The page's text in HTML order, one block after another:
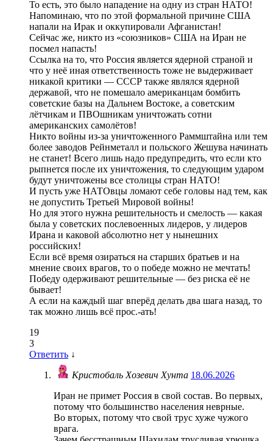
То есть, это было нападение на одну из стран НАТО!
Напоминаю, что по этой формальной причине США
напали на Ирак и оккупировали Афганистан!
Сейчас же, никто из «союзников» США на Иран не
посмел напасть!
Ссылка на то, что Россия является ядерной страной и
что у неё иная ответственность тоже не выдерживает
никакой критики — СССР также являлся ядерной
державой, что не помешало американцам бомбить
советские базы на Дальнем Востоке, а советским
лётчикам и ПВОшникам уничтожать сотни
американских самолётов!
Никто войны из-за уничтоженного Раммштайна или тем
более заводов Рейнметалл и польского Жешува начинать
не станет! Всего лишь надо предупредить, что если кто
рыпнется после их уничтожения, то следующим ударом
будут уничтожены все столицы стран НАТО!
И пусть уже НАТОвцы ломают себе головы над тем, как
не допустить Третьей Мировой войны!
Но для этого нужна решительность и смелость — какая
была у советских послевоенных лидеров, у лидеров
Ирана и каковой абсолютно нет у нынешних
российских!
Если всё время озираться на старших братьев и на
мнение своих врагов, то о победе можно не мечтать!
Победу одерживают решительные — без риска её не
бывает!
А если на каждый шаг вперёд делать два шага назад, то
так можно лишь всё прос.-ать!
19
3
Ответить ↓
Кристобаль Хозевич Хунта 18.06.2026
Иран не примет Россия в свой состав. Во первых,
потому что большинство населения неврные.
Во вторых, потому что свой трус хуже чужого
врага.